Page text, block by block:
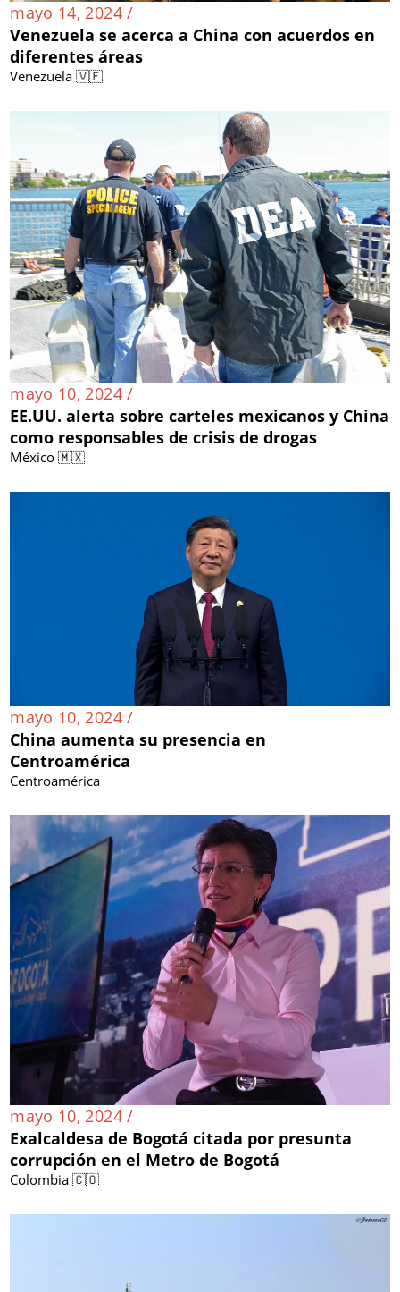
mayo 14, 2024 /
Venezuela se acerca a China con acuerdos en
diferentes áreas
Venezuela 🇻🇪
mayo 10, 2024 /
EE.UU. alerta sobre carteles mexicanos y China
como responsables de crisis de drogas
México 🇲🇽
mayo 10, 2024 /
China aumenta su presencia en
Centroamérica
Centroamérica
mayo 10, 2024 /
Exalcaldesa de Bogotá citada por presunta
corrupción en el Metro de Bogotá
Colombia 🇨🇴